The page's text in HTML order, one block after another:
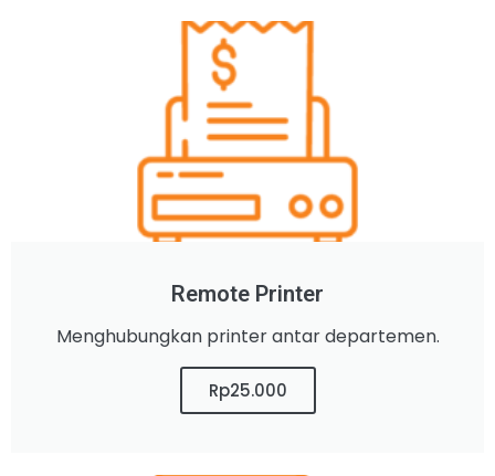
Remote Printer
Menghubungkan printer antar departemen.
Rp25.000